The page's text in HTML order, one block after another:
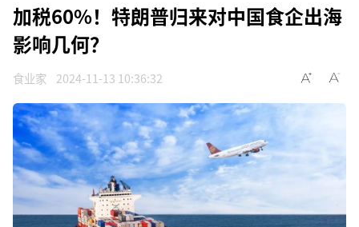
加税60%！特朗普归来对中国食企出海
影响几何？
食业家 2024-11-13 10:36:32